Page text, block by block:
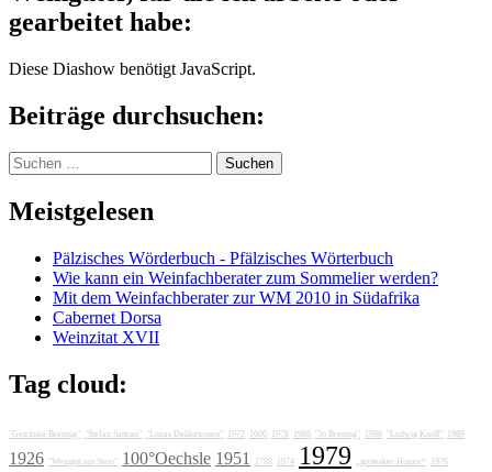
gearbeitet habe:
Diese Diashow benötigt JavaScript.
Beiträge durchsuchen:
Suchen
nach:
Meistgelesen
Pälzisches Wörderbuch - Pfälzisches Wörterbuch
Wie kann ein Weinfachberater zum Sommelier werden?
Mit dem Weinfachberater zur WM 2010 in Südafrika
Cabernet Dorsa
Weinzitat XVII
Tag cloud:
"Getränke Breunig" "Stefan Sattran" "Lunas Delikatessen" 1972 1606 1978 1988 "Jo Breunig" 1986 "Ludwig Knoll" 1989
1926 "Weingut am Stein" 100°Oechsle 1951 1788 1974 1979 „grotesker Humor“ 1976